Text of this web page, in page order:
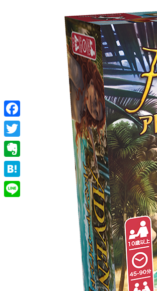
Facebook
Twitter
Evernote
Hatena